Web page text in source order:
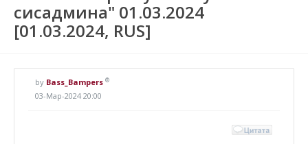
сисадмина" 01.03.2024
[01.03.2024, RUS]
by Bass_Bampers ®
03-Мар-2024 20:00